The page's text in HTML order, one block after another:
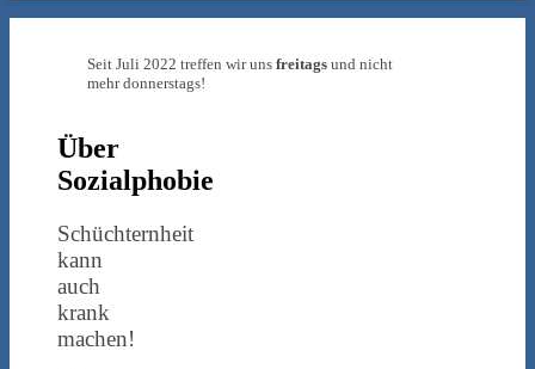
Seit Juli 2022 treffen wir uns freitags und nicht
mehr donnerstags!
Über
Sozialphobie
Schüchternheit
kann
auch
krank
machen!